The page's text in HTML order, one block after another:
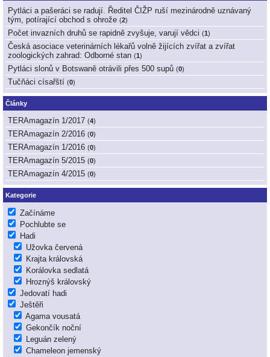
Pytláci a pašeráci se radují. Ředitel ČIŽP ruší mezinárodně uznávaný
tým, potírající obchod s ohrože (2)
Počet invazních druhů se rapidně zvyšuje, varují vědci (1)
Česká asociace veterinárních lékařů volně žijících zvířat a zvířat
zoologických zahrad: Odborné stan (1)
Pytláci slonů v Botswaně otrávili přes 500 supů (0)
Tučňáci císařští (0)
Články
TERAmagazín 1/2017 (4)
TERAmagazín 2/2016 (0)
TERAmagazín 1/2016 (0)
TERAmagazín 5/2015 (0)
TERAmagazín 4/2015 (0)
Kategorie
Začínáme
Pochlubte se
Hadi
Užovka červená
Krajta královská
Korálovka sedlatá
Hroznýš královský
Jedovatí hadi
Ještěři
Agama vousatá
Gekončík noční
Leguán zelený
Chameleon jemenský